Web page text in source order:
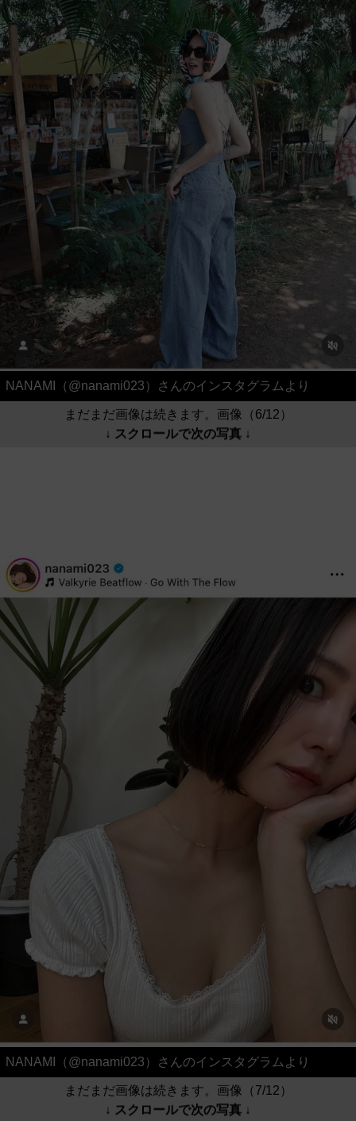
NANAMI（@nanami023）さんのインスタグラムより
まだまだ画像は続きます。画像（6/12）
↓ スクロールで次の写真 ↓
NANAMI（@nanami023）さんのインスタグラムより
まだまだ画像は続きます。画像（7/12）
↓ スクロールで次の写真 ↓